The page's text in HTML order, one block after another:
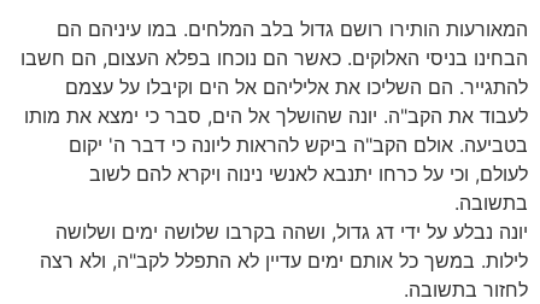
המאורעות הותירו רושם גדול בלב המלחים. במו עיניהם הם
הבחינו בניסי האלוקים. כאשר הם נוכחו בפלא העצום, הם חשבו
להתגייר. הם השליכו את אליליהם אל הים וקיבלו על עצמם
לעבוד את הקב"ה. יונה שהושלך אל הים, סבר כי ימצא את מותו
בטביעה. אולם הקב"ה ביקש להראות ליונה כי דבר ה' יקום
לעולם, וכי על כרחו יתנבא לאנשי נינוה ויקרא להם לשוב
בתשובה.
יונה נבלע על ידי דג גדול, ושהה בקרבו שלושה ימים ושלושה
לילות. במשך כל אותם ימים עדיין לא התפלל לקב"ה, ולא רצה
לחזור בתשובה.